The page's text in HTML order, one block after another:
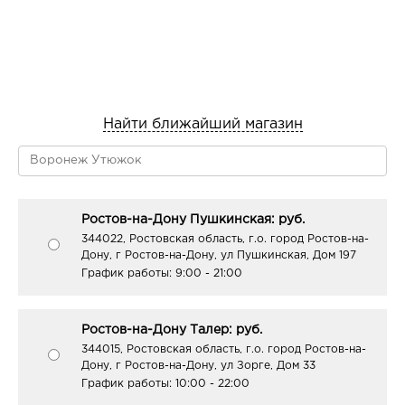
Найти ближайший магазин
Ростов-на-Дону Пушкинская: руб.
344022, Ростовская область, г.о. город Ростов-на-
Дону, г Ростов-на-Дону, ул Пушкинская, Дом 197
График работы: 9:00 - 21:00
Ростов-на-Дону Талер: руб.
344015, Ростовская область, г.о. город Ростов-на-
Дону, г Ростов-на-Дону, ул Зорге, Дом 33
График работы: 10:00 - 22:00